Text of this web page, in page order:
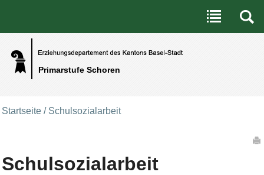
Primarstufe Schoren
Benutzerspezifische Werkzeuge
Direkt zum Inhalt|Direkt zur Navigation
Startseite / Schulsozialarbeit
Schulsozialarbeit